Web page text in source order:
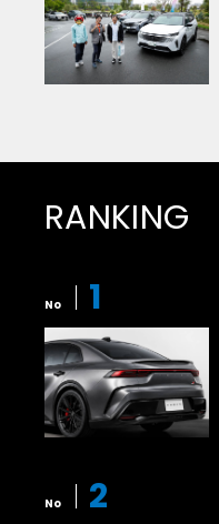
RANKING
No 1
No 2